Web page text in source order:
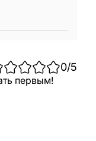
0/5
первым!